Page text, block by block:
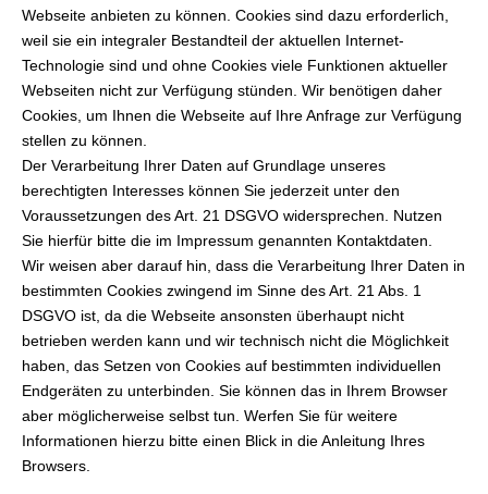
Webseite anbieten zu können. Cookies sind dazu erforderlich,
weil sie ein integraler Bestandteil der aktuellen Internet-
Technologie sind und ohne Cookies viele Funktionen aktueller
Webseiten nicht zur Verfügung stünden. Wir benötigen daher
Cookies, um Ihnen die Webseite auf Ihre Anfrage zur Verfügung
stellen zu können.
Der Verarbeitung Ihrer Daten auf Grundlage unseres
berechtigten Interesses können Sie jederzeit unter den
Voraussetzungen des Art. 21 DSGVO widersprechen. Nutzen
Sie hierfür bitte die im Impressum genannten Kontaktdaten.
Wir weisen aber darauf hin, dass die Verarbeitung Ihrer Daten in
bestimmten Cookies zwingend im Sinne des Art. 21 Abs. 1
DSGVO ist, da die Webseite ansonsten überhaupt nicht
betrieben werden kann und wir technisch nicht die Möglichkeit
haben, das Setzen von Cookies auf bestimmten individuellen
Endgeräten zu unterbinden. Sie können das in Ihrem Browser
aber möglicherweise selbst tun. Werfen Sie für weitere
Informationen hierzu bitte einen Blick in die Anleitung Ihres
Browsers.